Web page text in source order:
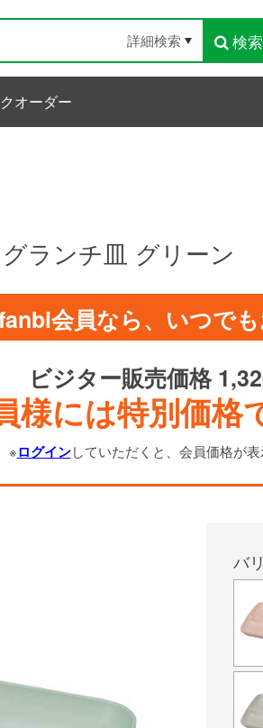
検索
詳細検索
オーダー
ランチ皿 グリーン
会員なら、いつでも
ビジター販売価格
様には特別価格
※ログインしていただくと、会員価格が表
バ